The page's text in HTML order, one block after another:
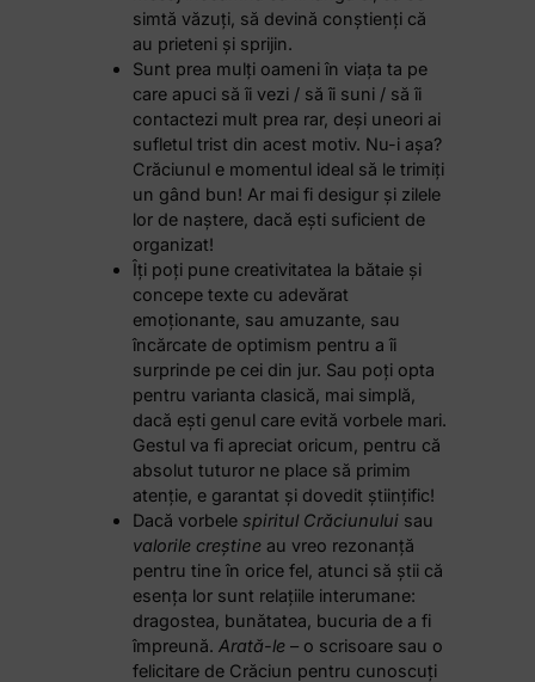
simtă văzuți, să devină conștienți că
au prieteni și sprijin.
Sunt prea mulți oameni în viața ta pe
care apuci să îi vezi / să îi suni / să îi
contactezi mult prea rar, deși uneori ai
sufletul trist din acest motiv. Nu-i așa?
Crăciunul e momentul ideal să le trimiți
un gând bun! Ar mai fi desigur și zilele
lor de naștere, dacă ești suficient de
organizat!
Îți poți pune creativitatea la bătaie și
concepe texte cu adevărat
emoționante, sau amuzante, sau
încărcate de optimism pentru a îi
surprinde pe cei din jur. Sau poți opta
pentru varianta clasică, mai simplă,
dacă ești genul care evită vorbele mari.
Gestul va fi apreciat oricum, pentru că
absolut tuturor ne place să primim
atenție, e garantat și dovedit științific!
Dacă vorbelespiritul Crăciunului sau
valorile creștine au vreo rezonanță
pentru tine în orice fel, atunci să știi că
esența lor sunt relațiile interumane:
dragostea, bunătatea, bucuria de a fi
împreună.Arată-le – o scrisoare sau o
felicitare de Crăciun pentru cunoscuți